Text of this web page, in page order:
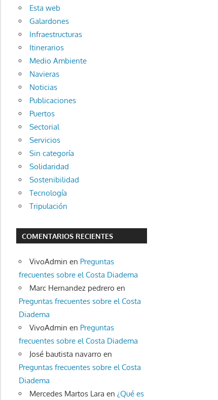
Esta web
Galardones
Infraestructuras
Itinerarios
Medio Ambiente
Navieras
Noticias
Publicaciones
Puertos
Sectorial
Servicios
Sin categoría
Solidaridad
Sostenibilidad
Tecnología
Tripulación
COMENTARIOS RECIENTES
VivoAdmin en Preguntas
frecuentes sobre el Costa Diadema
Marc Hernandez pedrero en
Preguntas frecuentes sobre el Costa
Diadema
VivoAdmin en Preguntas
frecuentes sobre el Costa Diadema
José bautista navarro en
Preguntas frecuentes sobre el Costa
Diadema
Mercedes Martos Lara en ¿Qué es